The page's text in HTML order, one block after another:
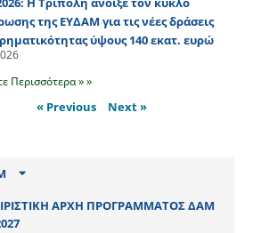
της ΕΥΔΑΜ για τις νέες δράσεις
ύψους 140 εκατ. ευρώ
Περισσότερα » »
« Previous Next »
ΑΡΧΗ ΠΡΟΓΡΑΜΜΑΤΟΣ ΔΑΜ